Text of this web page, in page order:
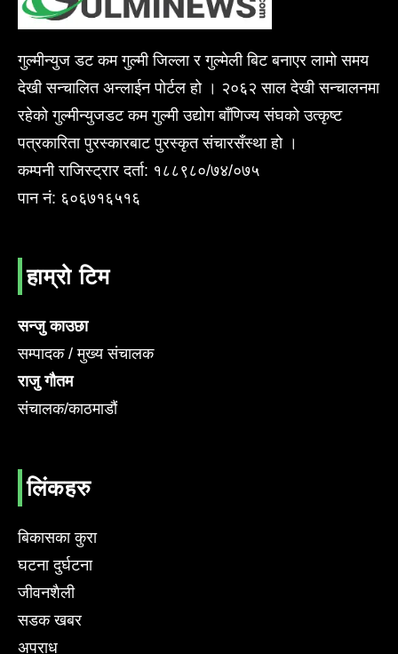
गुल्मीन्युज डट कम गुल्मी जिल्ला र गुल्मेली बिट बनाएर लामो समय
देखी सन्चालित अन्लाईन पोर्टल हो । २०६२ साल देखी सन्चालनमा
रहेको गुल्मीन्युजडट कम गुल्मी उद्योग बाँणिज्य संघको उत्कृष्ट
पत्रकारिता पुरस्कारबाट पुरस्कृत संचारसँस्था हो ।
कम्पनी राजिस्ट्रार दर्ता: १८८९८०/७४/०७५
पान नं: ६०६७१६५१६
हाम्रो टिम
सन्जु काउछा
सम्पादक / मुख्य संचालक
राजु गौतम
संचालक/काठमाडौं
लिंकहरु
बिकासका कुरा
घटना दुर्घटना
जीवनशैली
सडक खबर
अपराध